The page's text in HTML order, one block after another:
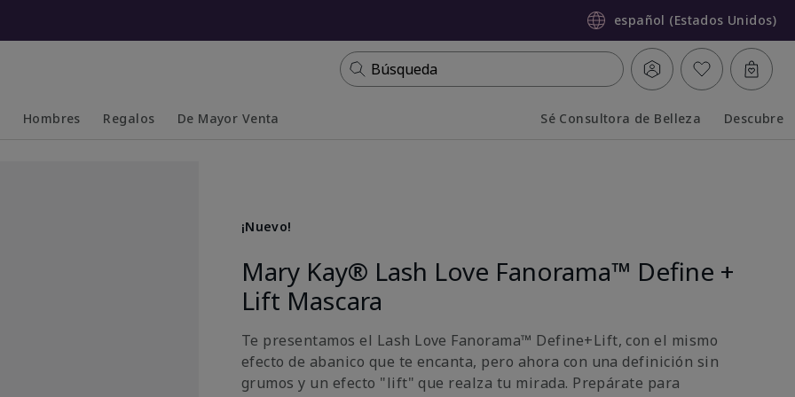
español (Estados Unidos)
Búsqueda
Hombres Regalos De Mayor Venta Sé Consultora de Belleza Descubre
¡Nuevo!
Mary Kay® Lash Love Fanorama™ Define +
Lift Mascara
Te presentamos el Lash Love Fanorama™ Define+Lift, con el mismo
efecto de abanico que te encanta, pero ahora con una definición sin
grumos y un efecto "lift" que realza tu mirada. Prepárate para